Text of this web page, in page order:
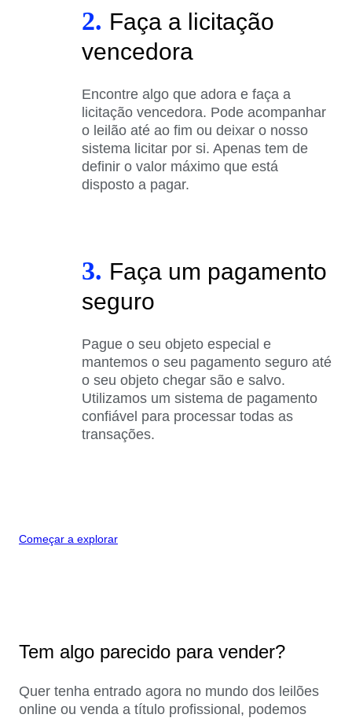
2. Faça a licitação
vencedora
Encontre algo que adora e faça a
licitação vencedora. Pode acompanhar
o leilão até ao fim ou deixar o nosso
sistema licitar por si. Apenas tem de
definir o valor máximo que está
disposto a pagar.
3. Faça um pagamento
seguro
Pague o seu objeto especial e
mantemos o seu pagamento seguro até
o seu objeto chegar são e salvo.
Utilizamos um sistema de pagamento
confiável para processar todas as
transações.
Começar a explorar
Tem algo parecido para vender?
Quer tenha entrado agora no mundo dos leilões
online ou venda a título profissional, podemos